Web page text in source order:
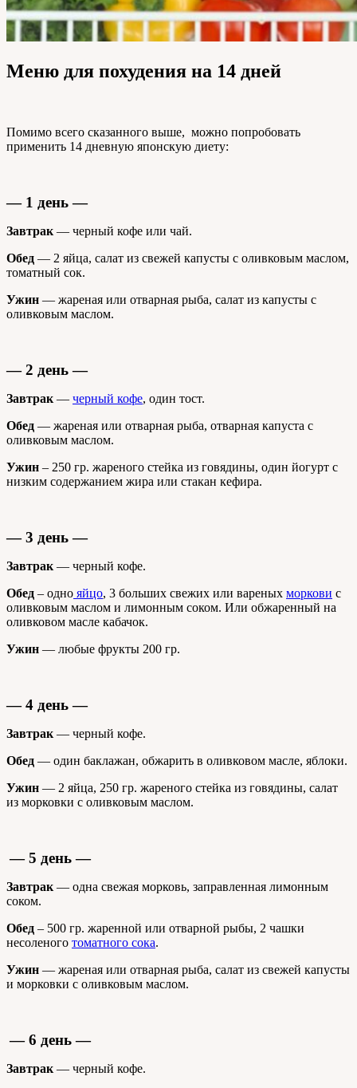
Меню для похудения на 14 дней
Помимо всего сказанного выше, можно попробовать
применить 14 дневную японскую диету:
— 1 день —
Завтрак — черный кофе или чай.
Обед — 2 яйца, салат из свежей капусты с оливковым маслом,
томатный сок.
Ужин — жареная или отварная рыба, салат из капусты с
оливковым маслом.
— 2 день —
Завтрак — черный кофе, один тост.
Обед — жареная или отварная рыба, отварная капуста с
оливковым маслом.
Ужин – 250 гр. жареного стейка из говядины, один йогурт с
низким содержанием жира или стакан кефира.
—3 день —
Завтрак — черный кофе.
Обед – одно яйцо, 3 больших свежих или вареных моркови с
оливковым маслом и лимонным соком. Или обжаренный на
оливковом масле кабачок.
Ужин — любые фрукты 200 гр.
— 4 день —
Завтрак — черный кофе.
Обед — один баклажан, обжарить в оливковом масле, яблоки.
Ужин — 2 яйца, 250 гр. жареного стейка из говядины, салат
из морковки с оливковым маслом.
— 5 день —
Завтрак — одна свежая морковь, заправленная лимонным
соком.
Обед – 500 гр. жаренной или отварной рыбы, 2 чашки
несоленого томатного сока.
Ужин — жареная или отварная рыба, салат из свежей капусты
и морковки с оливковым маслом.
— 6 день —
Завтрак — черный кофе.